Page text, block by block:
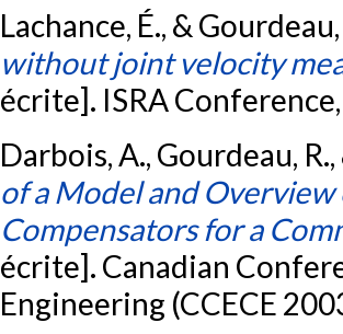
Lachance, É., &
without joint velocity
écrite]. ISRA
Darbois, A., Gourdeau,
of a Model and
Compensators for a
écrite]. Canadian
Engineering (CCECE